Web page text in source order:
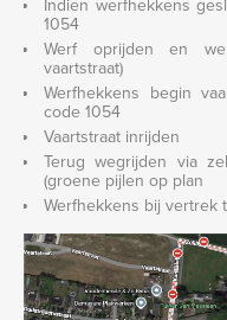
Indien werfhekkens
1054
Werf oprijden en
vaartstraat)
Werfhekkens begin
code 1054
Vaartstraat inrijden
Terug wegrijden via
(groene pijlen op plan
Werfhekkens bij vertrek